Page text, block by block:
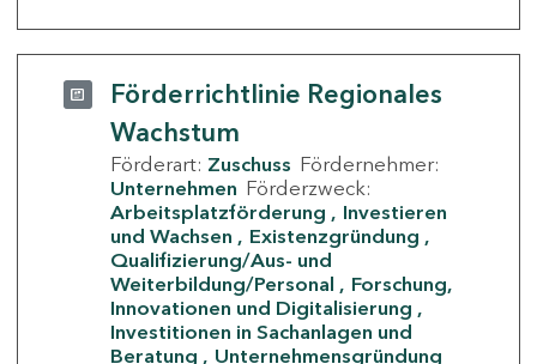
Förderrichtlinie Regionales
Wachstum
Förderart: Zuschuss Fördernehmer:
Unternehmen Förderzweck:
Arbeitsplatzförderung
Investieren
und Wachsen
Existenzgründung
Qualifizierung/Aus- und
Weiterbildung/Personal
Forschung,
Innovationen und Digitalisierung
Investitionen in Sachanlagen und
Beratung
Unternehmensgründung